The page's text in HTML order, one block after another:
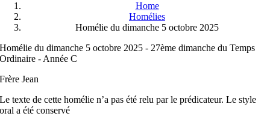
Home
Homélies
Homélie du dimanche 5 octobre 2025
Homélie du dimanche 5 octobre 2025 - 27ème dimanche du Temps
Ordinaire - Année C
Frère Jean
Le texte de cette homélie n’a pas été relu par le prédicateur. Le style
oral a été conservé